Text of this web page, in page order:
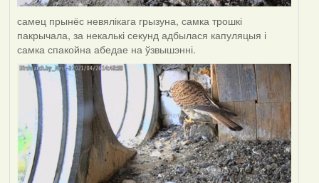
самец прынёс невялікага грызуна, самка трошкі
пакрычала, за некалькі секунд адбылася капуляцыя і
самка спакойна абедае на ўзвышэнні.